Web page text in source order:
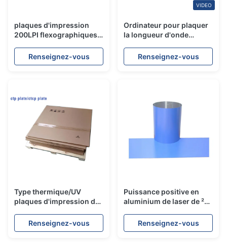
plaques d'impression
200LPI flexographiques,
plaques d'impression 50
- 70/cm
Renseignez-vous
VIDEO
Ordinateur pour plaquer
la longueur d'onde
plaques d'impression en
métal
Renseignez-vous
Type thermique/UV
plaques d'impression de
courent la longueur
Renseignez-vous
Puissance positive en
aluminium de laser de ²
d'impression offset 110 -
150/cm
Renseignez-vous